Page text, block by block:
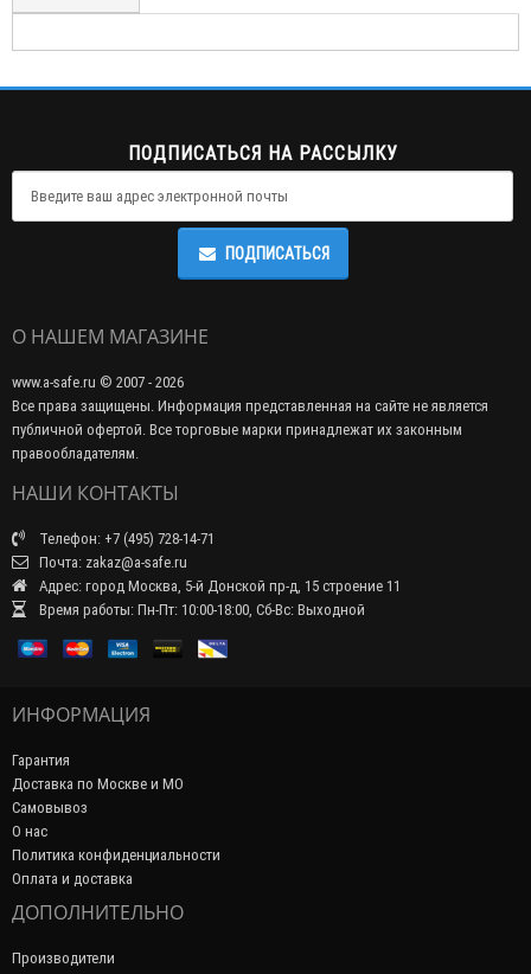
ПОДПИСАТЬСЯ НА РАССЫЛКУ
ПОДПИСАТЬСЯ
О НАШЕМ МАГАЗИНЕ
www.a-safe.ru © 2007 - 2026
Все права защищены. Информация представленная на сайте не является
публичной офертой. Все торговые марки принадлежат их законным
правообладателям.
НАШИ КОНТАКТЫ
Телефон: +7 (495) 728-14-71
Почта: zakaz@a-safe.ru
Адрес: город Москва, 5-й Донской пр-д, 15 строение 11
Время работы: Пн-Пт: 10:00-18:00, Сб-Вс: Выходной
ИНФОРМАЦИЯ
Гарантия
Доставка по Москве и МО
Самовывоз
О нас
Политика конфиденциальности
Оплата и доставка
ДОПОЛНИТЕЛЬНО
Производители